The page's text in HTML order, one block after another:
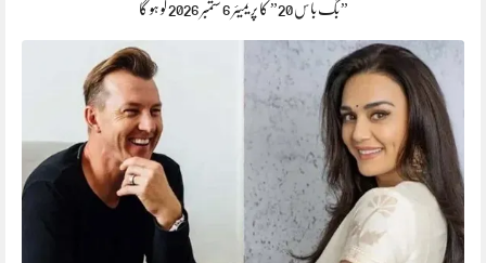
” بگ باس 20” کا پریمیئر 6 ستمبر 2026 کو ہو گا